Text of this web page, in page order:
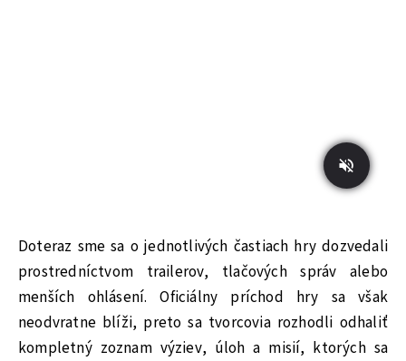
Doteraz sme sa o jednotlivých častiach hry dozvedali
prostredníctvom trailerov, tlačových správ alebo
menších ohlásení. Oficiálny príchod hry sa však
neodvratne blíži, preto sa tvorcovia rozhodli odhaliť
kompletný zoznam výziev, úloh a misií, ktorých sa